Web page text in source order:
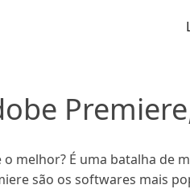
o melhor? É uma batalha
são os softwares mais